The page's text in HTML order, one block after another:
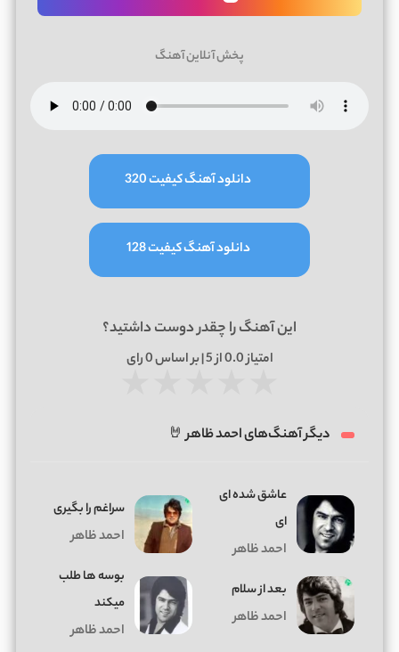
پخش آنلاین آهنگ
دانلود آهنگ کیفیت 320
دانلود آهنگ کیفیت 128
این آهنگ را چقدر دوست داشتید؟
امتیاز0.0از 5 | بر اساس 0رای
دیگر آهنگ‌های احمد ظاهر 🤘
عاشق شده ای
ای
احمد ظاهر
سراغم را بگیری
احمد ظاهر
بعد از سلام
احمد ظاهر
بوسه ها طلب
میکند
احمد ظاهر